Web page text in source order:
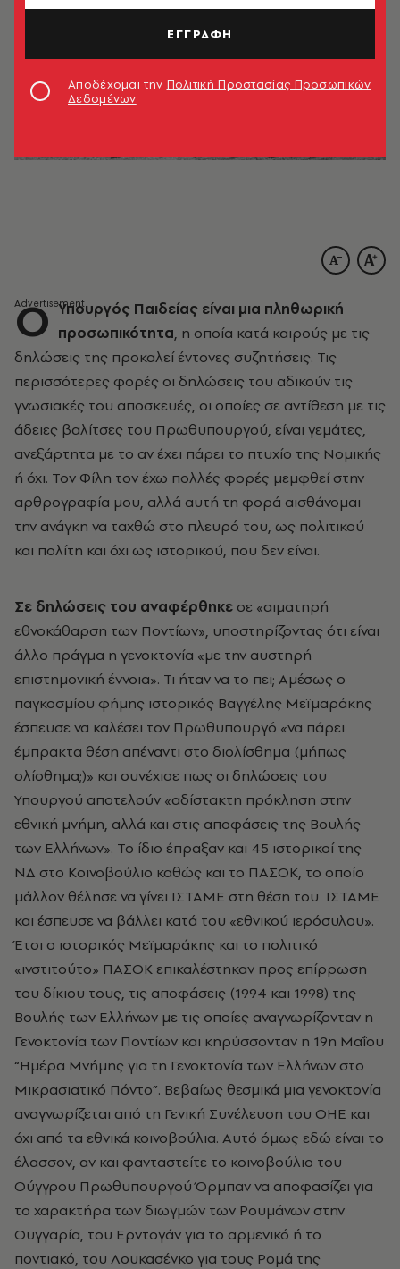
Ο Υπουργός Παιδείας είναι μια πληθωρική
προσωπικότητα, η οποία κατά καιρούς με τις
δηλώσεις της προκαλεί έντονες συζητήσεις. Τις
περισσότερες φορές οι δηλώσεις του αδικούν τις
γνωσιακές του αποσκευές, οι οποίες σε αντίθεση με τις
άδειες βαλίτσες του Πρωθυπουργού, είναι γεμάτες,
ανεξάρτητα με το αν έχει πάρει το πτυχίο της Νομικής
ή όχι. Τον Φίλη τον έχω πολλές φορές μεμφθεί στην
αρθρογραφία μου, αλλά αυτή τη φορά αισθάνομαι
την ανάγκη να ταχθώ στο πλευρό του, ως πολιτικού
και πολίτη και όχι ως ιστορικού, που δεν είναι.
Σε δηλώσεις του αναφέρθηκε σε «αιματηρή
εθνοκάθαρση των Ποντίων», υποστηρίζοντας ότι είναι
άλλο πράγμα η γενοκτονία «με την αυστηρή
επιστημονική έννοια». Τι ήταν να το πει; Αμέσως ο
παγκοσμίου φήμης ιστορικός Βαγγέλης Μεϊμαράκης
έσπευσε να καλέσει τον Πρωθυπουργό «να πάρει
έμπρακτα θέση απέναντι στο διολίσθημα (μήπως
ολίσθημα;)» και συνέχισε πως οι δηλώσεις του
Υπουργού αποτελούν «αδίστακτη πρόκληση στην
εθνική μνήμη, αλλά και στις αποφάσεις της Βουλής
των Ελλήνων». Το ίδιο έπραξαν και 45 ιστορικοί της
ΝΔ στο Κοινοβούλιο καθώς και το ΠΑΣΟΚ, το οποίο
μάλλον θέλησε να γίνει ΙΣΤΑΜΕ στη θέση του ΙΣΤΑΜΕ
και έσπευσε να βάλλει κατά του «εθνικού ιερόσυλου».
Έτσι ο ιστορικός Μεϊμαράκης και το πολιτικό
«ινστιτούτο» ΠΑΣΟΚ επικαλέστηκαν προς επίρρωση
του δίκιου τους, τις αποφάσεις (1994 και 1998) της
Βουλής των Ελλήνων με τις οποίες αναγνωρίζονταν η
Γενοκτονία των Ποντίων και κηρύσσονταν η 19η Μαΐου
“Ημέρα Μνήμης για τη Γενοκτονία των Ελλήνων στο
Μικρασιατικό Πόντο”. Βεβαίως θεσμικά μια γενοκτονία
αναγνωρίζεται από τη Γενική Συνέλευση του ΟΗΕ και
όχι από τα εθνικά κοινοβούλια. Αυτό όμως εδώ είναι το
έλασσον, αν και φανταστείτε το κοινοβούλιο του
Ούγγρου Πρωθυπουργού Όρμπαν να αποφασίζει για
το χαρακτήρα των διωγμών των Ρουμάνων στην
Ουγγαρία, του Ερντογάν για το αρμενικό ή το
ποντιακό, του Λουκασένκο για τους Ρομά της
ΕΓΓΡΑΦΗ
Αποδέχομαι την Πολιτική Προστασίας Προσωπικών
Δεδομένων